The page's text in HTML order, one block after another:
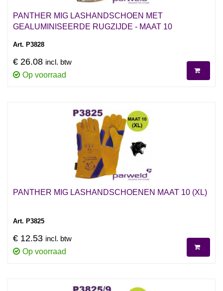
PANTHER MIG LASHANDSCHOEN MET
GEALUMINISEERDE RUGZIJDE - MAAT 10
Art. P3828
€ 26.08 incl. btw
Op voorraad
PANTHER MIG LASHANDSCHOENEN MAAT 10 (XL)
Art. P3825
€ 12.53 incl. btw
Op voorraad